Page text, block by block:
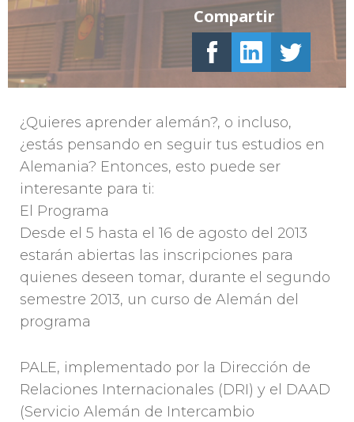
¿Quieres aprender alemán?, o incluso,
¿estás pensando en seguir tus estudios en
Alemania? Entonces, esto puede ser
interesante para ti:
El Programa
Desde el 5 hasta el 16 de agosto del 2013
estarán abiertas las inscripciones para
quienes deseen tomar, durante el segundo
semestre 2013, un curso de Alemán del
programa
PALE, implementado por la Dirección de
Relaciones Internacionales (DRI) y el DAAD
(Servicio Alemán de Intercambio
Compartir